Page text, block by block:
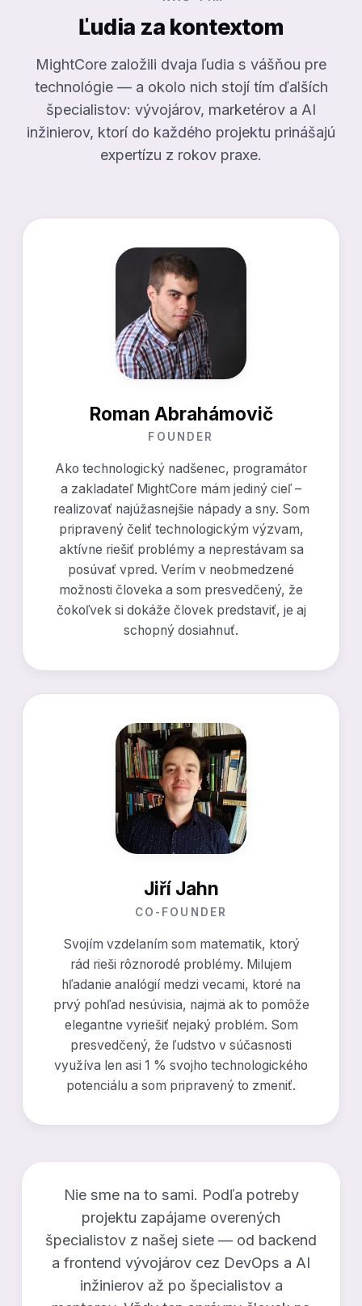
Ľudia za kontextom
MightCore založili dvaja ľudia s vášňou pre
technológie — a okolo nich stojí tím ďalších
špecialistov: vývojárov, marketérov a AI
inžinierov, ktorí do každého projektu prinášajú
expertízu z rokov praxe.
Roman Abrahámovič
FOUNDER
Ako technologický nadšenec, programátor
a zakladateľ MightCore mám jediný cieľ –
realizovať najúžasnejšie nápady a sny. Som
pripravený čeliť technologickým výzvam,
aktívne riešiť problémy a neprestávam sa
posúvať vpred. Verím v neobmedzené
možnosti človeka a som presvedčený, že
čokoľvek si dokáže človek predstaviť, je aj
schopný dosiahnuť.
Jiří Jahn
CO-FOUNDER
Svojím vzdelaním som matematik, ktorý
rád rieši rôznorodé problémy. Milujem
hľadanie analógií medzi vecami, ktoré na
prvý pohľad nesúvisia, najmä ak to pomôže
elegantne vyriešiť nejaký problém. Som
presvedčený, že ľudstvo v súčasnosti
využíva len asi 1 % svojho technologického
potenciálu a som pripravený to zmeniť.
Nie sme na to sami. Podľa potreby
projektu zapájame overených
špecialistov z našej siete — od backend
a frontend vývojárov cez DevOps a AI
inžinierov až po špecialistov a